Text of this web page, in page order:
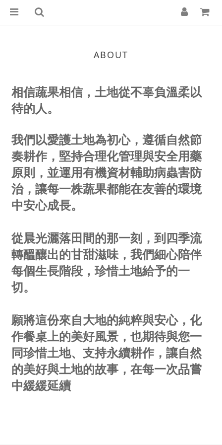
ABOUT
相信蔬果相信，土地從不辜負溫柔以
待的人。
我們以愛護土地為初心，遵循自然節
奏耕作，堅持合理化管理與安全用藥
原則，並運用有機資材輔助病蟲害防
治，讓每一株蔬果都能在友善的環境
中安心成長。
從晨光灑落田間的那一刻，到四季流
轉醞釀出的甘甜滋味，我們細心陪伴
每個生長階段，珍惜土地給予的一
切。
願將這份來自大地的純粹與安心，化
作餐桌上的美好風景，也期待與您一
同珍惜土地、支持永續耕作，讓自然
的美好與土地的故事，在每一次品嘗
中緩緩延續